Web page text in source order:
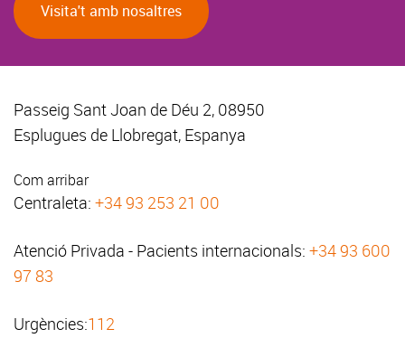
Visita't amb nosaltres
Passeig Sant Joan de Déu 2, 08950
Esplugues de Llobregat, Espanya
Com arribar
Centraleta: +34 93 253 21 00
Atenció Privada - Pacients internacionals: +34 93 600
97 83
Urgències:112